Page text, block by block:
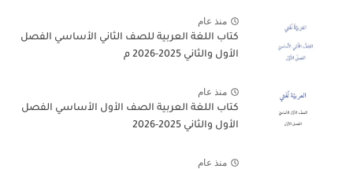
منذ عام
كتاب اللغة العربية للصف الثاني الأساسي الفصل
الأول والثاني 2025-2026 م
منذ عام
كتاب اللغة العربية الصف الأول الأساسي الفصل
الأول والثاني 2025-2026
منذ عام